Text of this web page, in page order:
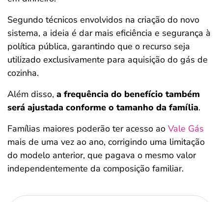
Segundo técnicos envolvidos na criação do novo
sistema, a ideia é dar mais eficiência e segurança à
política pública, garantindo que o recurso seja
utilizado exclusivamente para aquisição do gás de
cozinha.
Além disso, a frequência do benefício também
será ajustada conforme o tamanho da família.
Famílias maiores poderão ter acesso ao Vale Gás
mais de uma vez ao ano, corrigindo uma limitação
do modelo anterior, que pagava o mesmo valor
independentemente da composição familiar.